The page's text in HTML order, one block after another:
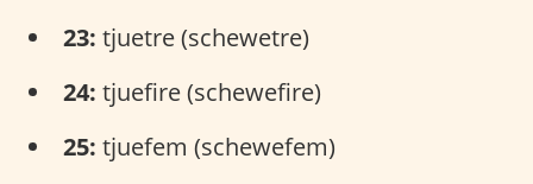
23: tjuetre (schewetre)
24: tjuefire (schewefire)
25: tjuefem (schewefem)